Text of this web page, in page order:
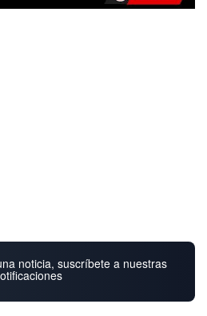
noticia, suscríbete a nuestras